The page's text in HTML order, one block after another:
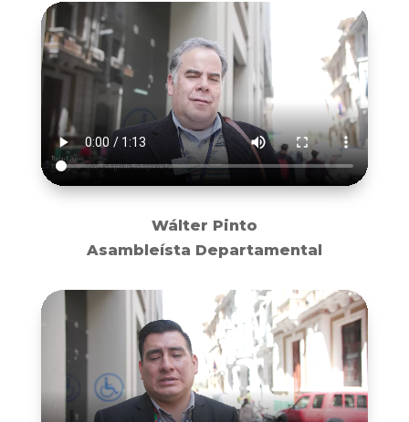
Wálter Pinto
Asambleísta Departamental